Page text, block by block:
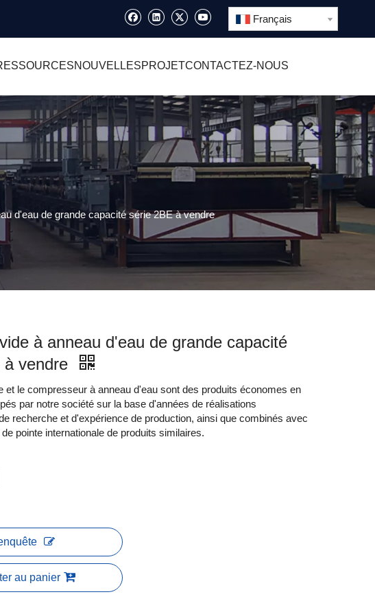
Français
NOUVELLESPROJETCONTACTEZ-NOUS
d'eau de grande capacité série 2BE à vendre
à anneau d'eau de grande capacité
à vendre
et le compresseur à anneau d'eau sont des produits économes en
par notre société sur la base d'années de réalisations
recherche et d'expérience de production, ainsi que combinés avec
pointe internationale de produits similaires.
au panier